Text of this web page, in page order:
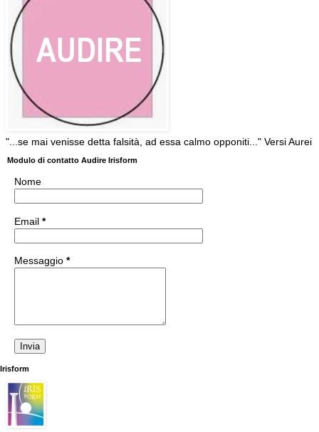
"...se mai venisse detta falsità, ad essa calmo opponiti..." Versi Aurei
Modulo di contatto Audire Irisform
Nome
Email *
Messaggio *
Irisform